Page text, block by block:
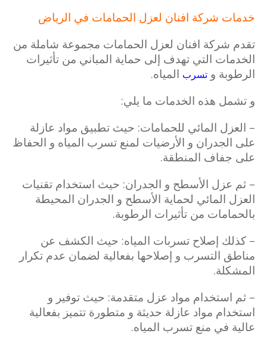
خدمات شركة افنان لعزل الحمامات في الرياض
تقدم شركة افنان لعزل الحمامات مجموعة شاملة من
الخدمات التي تهدف إلى حماية المباني من تأثيرات
الرطوبة و تسرب المياه.
و تشمل هذه الخدمات ما يلي:
– العزل المائي للحمامات: حيث تطبيق مواد عازلة
على الجدران و الأرضيات لمنع تسرب المياه و الحفاظ
على جفاف المنطقة.
– ثم عزل الأسطح و الجدران: حيث استخدام تقنيات
العزل المائي لحماية الأسطح و الجدران المحيطة
بالحمامات من تأثيرات الرطوبة.
– كذلك إصلاح تسربات المياه: حيث الكشف عن
مناطق التسرب و إصلاحها بفعالية لضمان عدم تكرار
المشكلة.
– ثم استخدام مواد عزل متقدمة: حيث توفير و
استخدام مواد عازلة حديثة و متطورة تتميز بفعالية
عالية في منع تسرب المياه.